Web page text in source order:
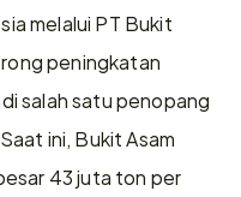
melalui PT Bukit
peningkatan
salah satu penopang
ini, Bukit Asam
43 juta ton per